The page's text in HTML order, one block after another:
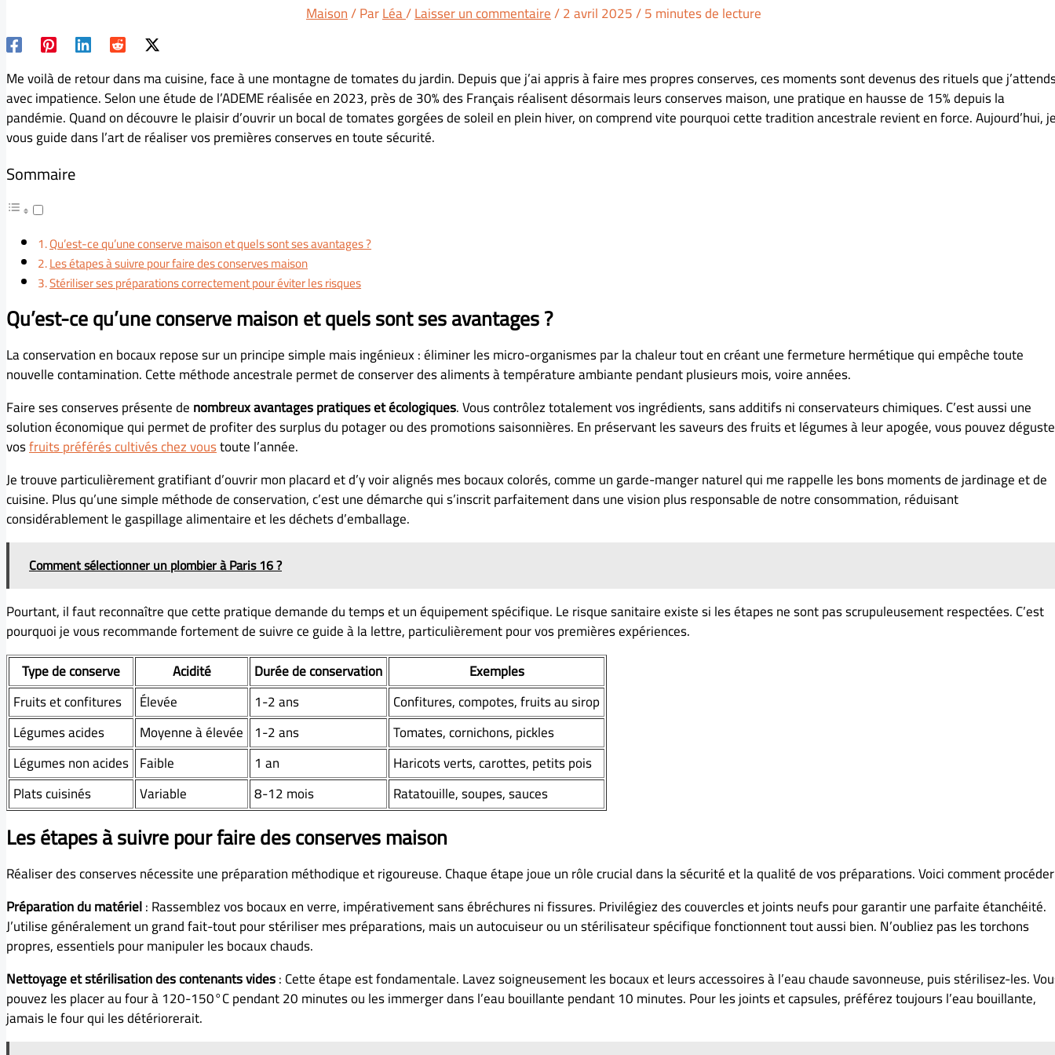
Maison/ ParLéa/Laisser un commentaire/2 avril 2025/5 minutes de lecture
Me voilà de retour dans ma cuisine, face à une montagne de tomates du jardin. Depuis que j’ai appris à faire mes propres conserves, ces moments sont devenus des rituels que
avec impatience. Selon une étude de l’ADEME réalisée en 2023, près de 30% des Français réalisent désormais leurs conserves maison, une pratique en hausse de 15% depuis la
pandémie. Quand on découvre le plaisir d’ouvrir un bocal de tomates gorgées de soleil en plein hiver, on comprend vite pourquoi cette tradition ancestrale revient en force. Aujourd’hui,
vous guide dans l’art de réaliser vos premières conserves en toute sécurité.
Sommaire
Qu’est-ce qu’une conserve maison et quels sont ses avantages ?
Les étapes à suivre pour faire des conserves maison
Stériliser ses préparations correctement pour éviter les risques
Qu’est-ce qu’une conserve maison et quels sont ses avantages ?
La conservation en bocaux repose sur un principe simple mais ingénieux : éliminer les micro-organismes par la chaleur tout en créant une fermeture hermétique qui empêche toute
nouvelle contamination. Cette méthode ancestrale permet de conserver des aliments à température ambiante pendant plusieurs mois, voire années.
Faire ses conserves présente denombreux avantages pratiques et écologiques. Vous contrôlez totalement vos ingrédients, sans additifs ni conservateurs chimiques. C’est aussi une
solution économique qui permet de profiter des surplus du potager ou des promotions saisonnières. En préservant les saveurs des fruits et légumes à leur apogée, vous pouvez
vosfruits préférés cultivés chez voustoute l’année.
Je trouve particulièrement gratifiant d’ouvrir mon placard et d’y voir alignés mes bocaux colorés, comme un garde-manger naturel qui me rappelle les bons moments de jardinage et de
cuisine. Plus qu’une simple méthode de conservation, c’est une démarche qui s’inscrit parfaitement dans une vision plus responsable de notre consommation, réduisant
considérablement le gaspillage alimentaire et les déchets d’emballage.
Comment sélectionner un plombier à Paris 16 ?
Pourtant, il faut reconnaître que cette pratique demande du temps et un équipement spécifique. Le risque sanitaire existe si les étapes ne sont pas scrupuleusement respectées. C’est
pourquoi je vous recommande fortement de suivre ce guide à la lettre, particulièrement pour vos premières expériences.
Type de conserve
Acidité Durée de conservation
Exemples
Fruits et confitures
Élevée 1-2 ans
Confitures, compotes, fruits au sirop
Légumes acides
Moyenne à élevée 1-2 ans
Tomates, cornichons, pickles
Légumes non acides Faible 1 an
Haricots verts, carottes, petits pois
Plats cuisinés
Variable 8-12 mois Ratatouille, soupes, sauces
Les étapes à suivre pour faire des conserves maison
Réaliser des conserves nécessite une préparation méthodique et rigoureuse. Chaque étape joue un rôle crucial dans la sécurité et la qualité de vos préparations. Voici comment
Préparation du matériel: Rassemblez vos bocaux en verre, impérativement sans ébréchures ni fissures. Privilégiez des couvercles et joints neufs pour garantir une parfaite étanchéité.
J’utilise généralement un grand fait-tout pour stériliser mes préparations, mais un autocuiseur ou un stérilisateur spécifique fonctionnent tout aussi bien. N’oubliez pas les torchons
propres, essentiels pour manipuler les bocaux chauds.
Nettoyage et stérilisation des contenants vides: Cette étape est fondamentale. Lavez soigneusement les bocaux et leurs accessoires à l’eau chaude savonneuse, puis stérilisez-les.
pouvez les placer au four à 120-150°C pendant 20 minutes ou les immerger dans l’eau bouillante pendant 10 minutes. Pour les joints et capsules, préférez toujours l’eau bouillante,
jamais le four qui les détériorerait.